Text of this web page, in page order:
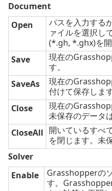
Document
Open
パスを入力する
ァイルを選択し
(*.gh, *.ghx)を開
Save
現在の
す。
SaveAs
現在の
付けて保存します
Close
現在の
未保存のデータ
CloseAll 開いているすべ
を閉じます。未
Solver
Enable
Grasshopperの
す。